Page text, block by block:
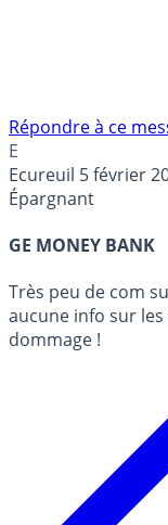
Répondre à ce
E
Ecureuil 5 février
Épargnant
GE MONEY BANK
Très peu de com
aucune info sur les
dommage !